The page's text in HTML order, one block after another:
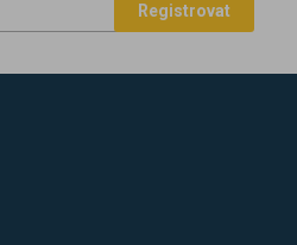
Registrovat